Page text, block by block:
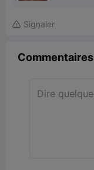
 Signaler
Commentaires